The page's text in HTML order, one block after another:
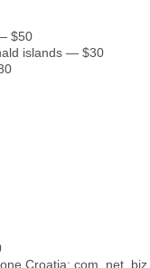
$50
islands — $30
Croatia:.com .net